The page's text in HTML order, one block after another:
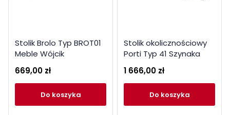
Stolik Brolo Typ BROT01
Meble Wójcik
669,00 zł
do koszyka
Stolik okolicznościowy
Porti Typ 41 Szynaka
1 666,00 zł
do koszyka